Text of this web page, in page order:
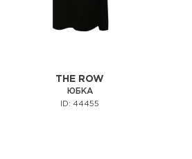
THE ROW
ЮБКА
ID: 44455